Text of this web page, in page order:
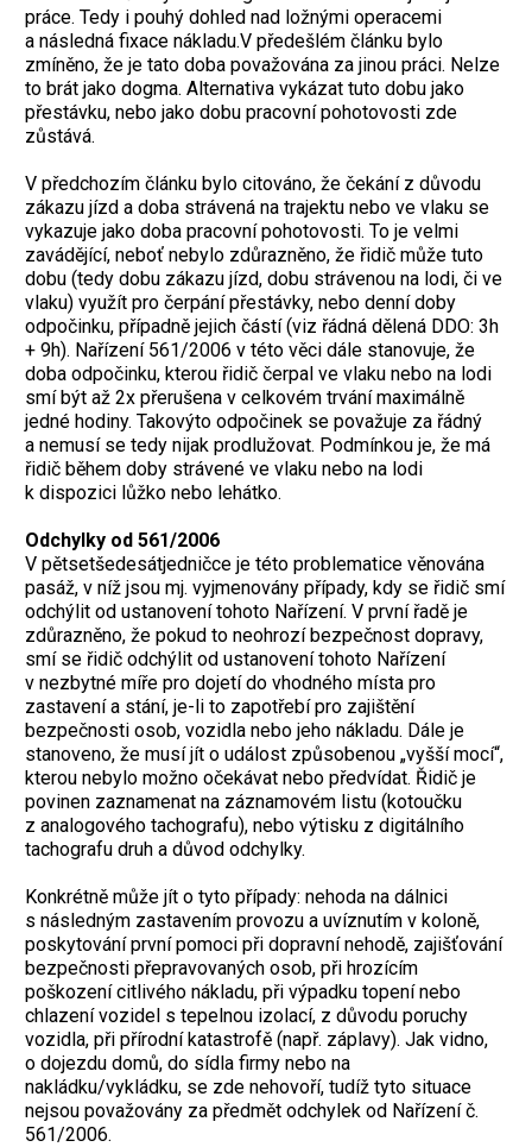
práce. Tedy i pouhý dohled nad ložnými operacemi
a následná fixace nákladu.V předešlém článku bylo
zmíněno, že je tato doba považována za jinou práci. Nelze
to brát jako dogma. Alternativa vykázat tuto dobu jako
přestávku, nebo jako dobu pracovní pohotovosti zde
zůstává.
V předchozím článku bylo citováno, že čekání z důvodu
zákazu jízd a doba strávená na trajektu nebo ve vlaku se
vykazuje jako doba pracovní pohotovosti. To je velmi
zavádějící, neboť nebylo zdůrazněno, že řidič může tuto
dobu (tedy dobu zákazu jízd, dobu strávenou na lodi, či ve
vlaku) využít pro čerpání přestávky, nebo denní doby
odpočinku, případně jejich částí (viz řádná dělená DDO: 3h
+ 9h). Nařízení 561/2006 v této věci dále stanovuje, že
doba odpočinku, kterou řidič čerpal ve vlaku nebo na lodi
smí být až 2x přerušena v celkovém trvání maximálně
jedné hodiny. Takovýto odpočinek se považuje za řádný
a nemusí se tedy nijak prodlužovat. Podmínkou je, že má
řidič během doby strávené ve vlaku nebo na lodi
k dispozici lůžko nebo lehátko.
Odchylky od 561/2006
V pětsetšedesátjedničce je této problematice věnována
pasáž, v níž jsou mj. vyjmenovány případy, kdy se řidič smí
odchýlit od ustanovení tohoto Nařízení. V první řadě je
zdůrazněno, že pokud to neohrozí bezpečnost dopravy,
smí se řidič odchýlit od ustanovení tohoto Nařízení
v nezbytné míře pro dojetí do vhodného místa pro
zastavení a stání, je-li to zapotřebí pro zajištění
bezpečnosti osob, vozidla nebo jeho nákladu. Dále je
stanoveno, že musí jít o událost způsobenou „vyšší mocí“,
kterou nebylo možno očekávat nebo předvídat. Řidič je
povinen zaznamenat na záznamovém listu (kotoučku
z analogového tachografu), nebo výtisku z digitálního
tachografu druh a důvod odchylky.
Konkrétně může jít o tyto případy: nehoda na dálnici
s následným zastavením provozu a uvíznutím v koloně,
poskytování první pomoci při dopravní nehodě, zajišťování
bezpečnosti přepravovaných osob, při hrozícím
poškození citlivého nákladu, při výpadku topení nebo
chlazení vozidel s tepelnou izolací, z důvodu poruchy
vozidla, při přírodní katastrofě (např. záplavy). Jak vidno,
o dojezdu domů, do sídla firmy nebo na
nakládku/vykládku, se zde nehovoří, tudíž tyto situace
nejsou považovány za předmět odchylek od Nařízení č.
561/2006.